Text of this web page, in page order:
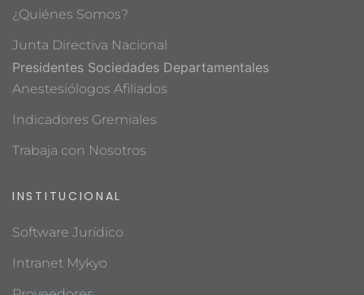
¿Quiénes Somos?
Junta Directiva Nacional
Presidentes Sociedades Departamentales
Anestesiólogos Afiliados
Indicadores Gremiales
Trabaja con Nosotros
INSTITUCIONAL
Software Jurídico
Intranet Mykyo